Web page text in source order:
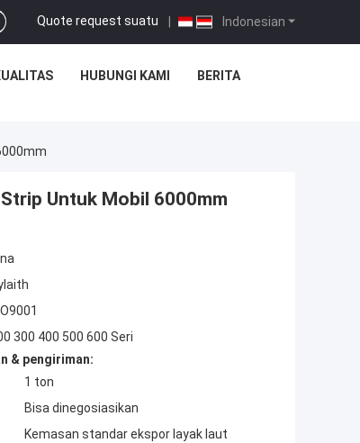
Indonesian
Quote request suatu |
HUBUNGI KAMI BERITA
Untuk Mobil 6000mm
300 400 500 600 Seri
& pengiriman:
1 ton
Bisa dinegosiasikan
Kemasan standar ekspor layak laut